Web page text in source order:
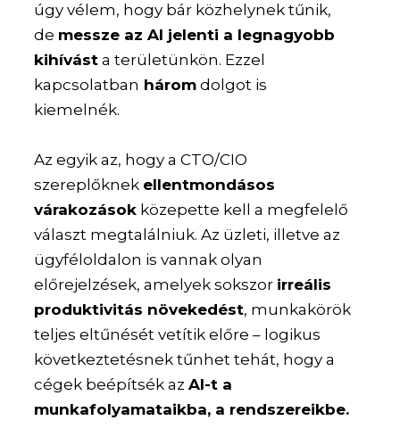
úgy vélem, hogy bár közhelynek tűnik,
de messze az AI jelenti a legnagyobb
kihívást a területünkön. Ezzel
kapcsolatban három dolgot is
kiemelnék.
Az egyik az, hogy a CTO/CIO
szereplőknek ellentmondásos
várakozások közepette kell a megfelelő
választ megtalálniuk. Az üzleti, illetve az
ügyféloldalon is vannak olyan
előrejelzések, amelyek sokszor irreális
produktivitás növekedést, munkakörök
teljes eltűnését vetítik előre – logikus
következtetésnek tűnhet tehát, hogy a
cégek beépítsék azAI-t a
munkafolyamataikba, a rendszereikbe.